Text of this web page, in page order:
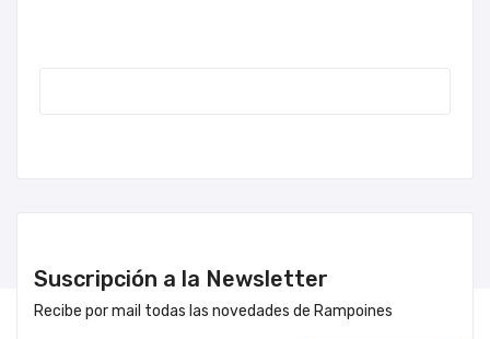
Suscripción a la Newsletter
Recibe por mail todas las novedades de Rampoines